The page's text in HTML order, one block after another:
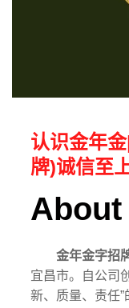
认识金年
牌)诚信至
About
金年金字招
宜昌市。自公司
新、质量、责任